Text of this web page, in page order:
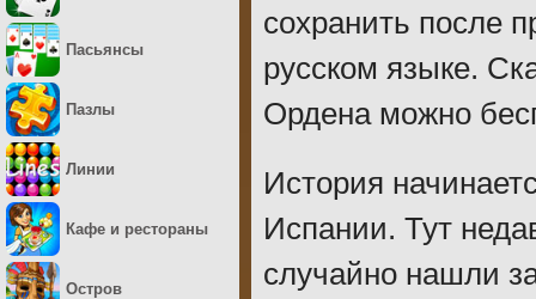
сохранить после
русском языке.
Ордена можно
История
Испании. Тут
случайно нашли
Пасьянсы
Пазлы
Линии
Кафе и рестораны
Остров